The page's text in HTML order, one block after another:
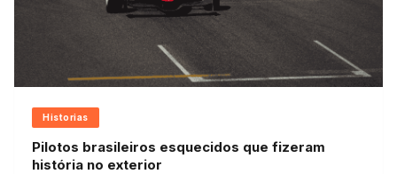
Historias
Pilotos brasileiros esquecidos que fizeram
história no exterior